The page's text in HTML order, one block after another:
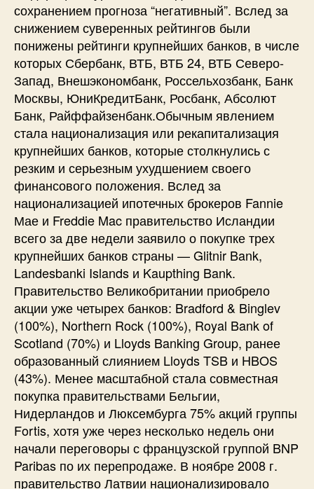
сохранением прогноза “негативный”. Вслед за
снижением суверенных рейтингов были
понижены рейтинги крупнейших банков, в числе
которых Сбербанк, ВТБ, ВТБ 24, ВТБ Северо-
Запад, Внешэкономбанк, Россельхозбанк, Банк
Москвы, ЮниКредитБанк, Росбанк, Абсолют
Банк, Райффайзенбанк.Обычным явлением
стала национализация или рекапитализация
крупнейших банков, которые столкнулись с
резким и серьезным ухудшением своего
финансового положения. Вслед за
национализацией ипотечных брокеров Fannie
Мае и Freddie Mac правительство Исландии
всего за две недели заявило о покупке трех
крупнейших банков страны — Glitnir Bank,
Landesbanki Islands и Kaupthing Bank.
Правительство Великобритании приобрело
акции уже четырех банков: Bradford & Binglev
(100%), Northern Rock (100%), Royal Bank of
Scotland (70%) и Lloyds Banking Group, ранее
образованный слиянием Lloyds TSB и HBOS
(43%). Менее масштабной стала совместная
покупка правительствами Бельгии,
Нидерландов и Люксембурга 75% акций группы
Fortis, хотя уже через несколько недель они
начали переговоры с французской группой BNP
Paribas по их перепродаже. В ноябре 2008 г.
правительство Латвии национализировало